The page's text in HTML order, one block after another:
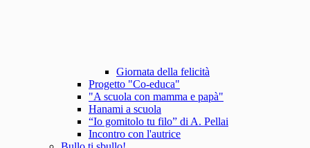
Giornata della felicità
Progetto "Co-educa"
"A scuola con mamma e papà"
Hanami a scuola
“Io gomitolo tu filo” di A. Pellai
Incontro con l'autrice